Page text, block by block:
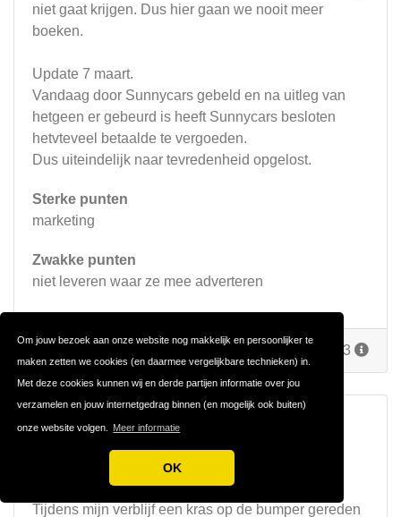
Om jouw bezoek aan onze website nog makkelijk en persoonlijker te
maken zetten we cookies (en daarmee vergelijkbare technieken) in.
Met deze cookies kunnen wij en derde partijen informatie over jou
verzamelen en jouw internetgedrag binnen (en mogelijk ook buiten)
onze website volgen. Meer informatie
OK
niet gaat krijgen. Dus hier gaan we nooit meer
boeken.
Update 7 maart.
Vandaag door Sunnycars gebeld en na uitleg van
hetgeen er gebeurd is heeft Sunnycars besloten
hetvteveel betaalde te vergoeden.
Dus uiteindelijk naar tevredenheid opgelost.
Sterke punten
marketing
Zwakke punten
niet leveren waar ze mee adverteren
Door winny op 2 maart 2023
Mijn Sunnycar ervaring
Via Tui een auto gehuurd en deze werd geleverd
door Gobycars ( sunnycars Gran Canaria ).
Tijdens mijn verblijf een kras op de bumper gereden